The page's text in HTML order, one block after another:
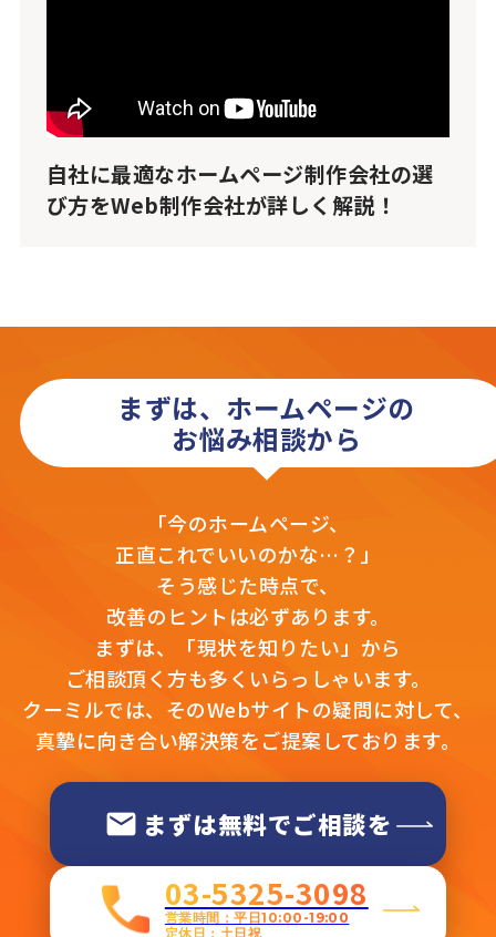
自社に最適なホームページ制作会社の選
び方をWeb制作会社が詳しく解説！
まずは、ホームページの
お悩み相談から
「今のホームページ、
正直これでいいのかな…？」
そう感じた時点で、
改善のヒントは必ずあります。
まずは、「現状を知りたい」から
ご相談頂く方も多くいらっしゃいます。
クーミルでは、そのWebサイトの疑問に対して、
真摯に向き合い解決策をご提案しております。
まずは無料でご相談を
03-5325-3098
営業時間：平日10:00-19:00
定休日：土日祝